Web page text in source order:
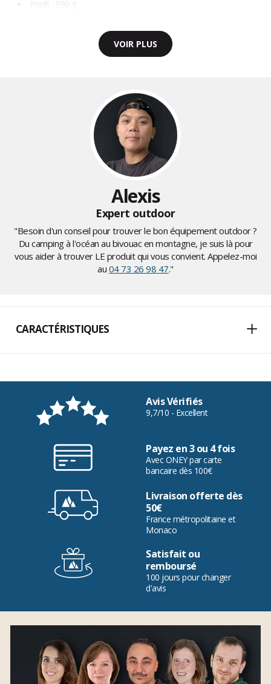
Poids : 990 g.
VOIR PLUS
Alexis
Expert outdoor
"Besoin d'un conseil pour trouver le bon équipement outdoor ?
Du camping à l'océan au bivouac en montagne, je suis là pour
vous aider à trouver LE produit qui vous convient. Appelez-moi
au 04 73 26 98 47."
CARACTÉRISTIQUES
Avis Vérifiés
9,7/10 - Excellent
Payez en 3 ou 4 fois
Avec ONEY par carte
bancaire dès 100€
Livraison offerte dès
50€
France métropolitaine et
Monaco
Satisfait ou
remboursé
100 jours pour changer
d'avis